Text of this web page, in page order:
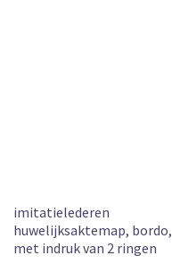
imitatielederen
huwelijksaktemap, bordo,
met indruk van 2 ringen